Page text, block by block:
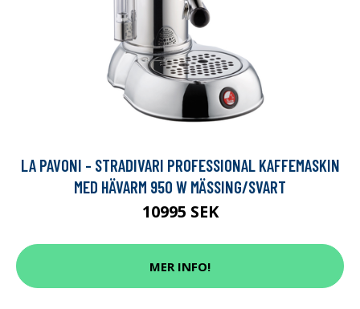
LA PAVONI - STRADIVARI PROFESSIONAL KAFFEMASKIN
MED HÄVARM 950 W MÄSSING/SVART
10995 SEK
MER INFO!